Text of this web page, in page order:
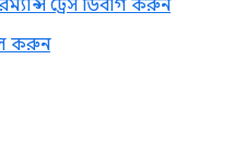
ট্রেস ডিবাগ করুন
করুন